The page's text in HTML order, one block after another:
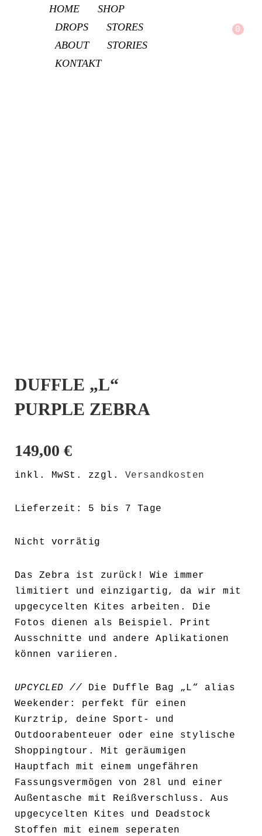
HOME
SHOP
DROPS
STORES
ABOUT
STORIES
KONTAKT
0
LE GOLD APPAREL | Kostenloser Versand ab 150€ Bestellwert innerhalb Deutschlands
DUFFLE „L“
PURPLE ZEBRA
149,00 €
inkl. MwSt. zzgl. Versandkosten
Lieferzeit: 5 bis 7 Tage
Nicht vorrätig
Das Zebra ist zurück! Wie immer
limitiert und einzigartig, da wir mit
upgecycelten Kites arbeiten. Die
Fotos dienen als Beispiel. Print
Ausschnitte und andere Aplikationen
können variieren.
UPCYCLED // Die Duffle Bag „L“ alias
Weekender: perfekt für einen
Kurztrip, deine Sport- und
Outdoorabenteuer oder eine stylische
Shoppingtour. Mit geräumigen
Hauptfach mit einem ungefähren
Fassungsvermögen von 28l und einer
Außentasche mit Reißverschluss. Aus
upgecycelten Kites und Deadstock
Stoffen mit einem seperaten